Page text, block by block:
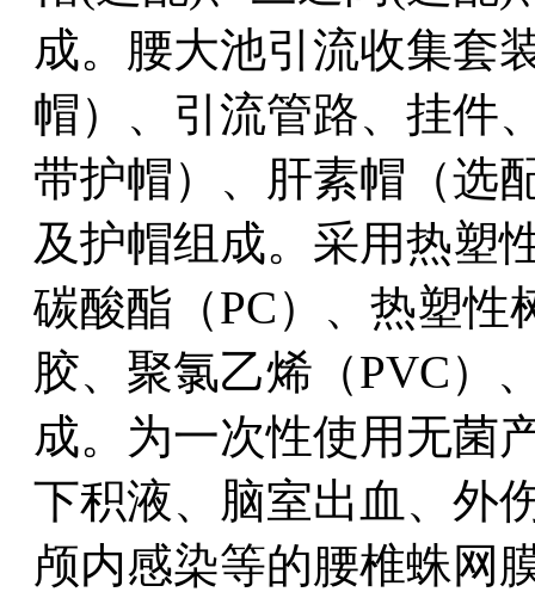
成。腰大池引流收集套
帽）、引流管路、挂件
带护帽）、肝素帽（选
及护帽组成。采用热塑
碳酸酯（PC）、热塑性
胶、聚氯乙烯（PVC）
成。为一次性使用无菌
下积液、脑室出血、外
颅内感染等的腰椎蛛网